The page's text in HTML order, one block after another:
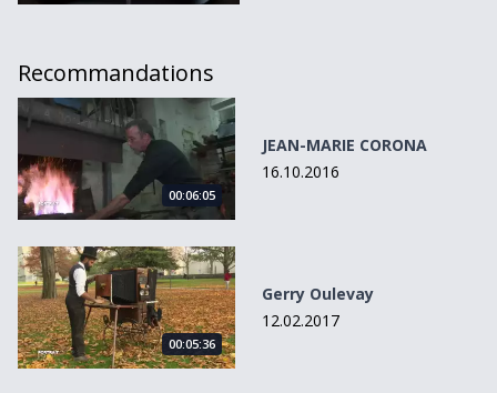
Recommandations
JEAN-MARIE CORONA
00:06:05
JEAN-MARIE CORONA
16.10.2016
Gerry Oulevay
00:05:36
Gerry Oulevay
12.02.2017